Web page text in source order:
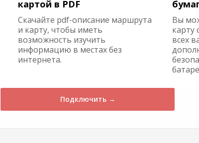
картой в PDF
Скачайте pdf-описание маршрута
и карту, чтобы иметь
возможность изучить
информацию в местах без
интернета.
Вы
карту
всех
Подключить →